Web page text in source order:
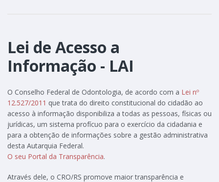
Lei de Acesso a
Informação - LAI
O Conselho Federal de Odontologia, de acordo com a Lei nº
12.527/2011 que trata do direito constitucional do cidadão ao
acesso à informação disponibiliza a todas as pessoas, físicas ou
jurídicas, um sistema profícuo para o exercício da cidadania e
para a obtenção de informações sobre a gestão administrativa
desta Autarquia Federal.
O seu Portal da Transparência.
Através dele, o CRO/RS promove maior transparência e